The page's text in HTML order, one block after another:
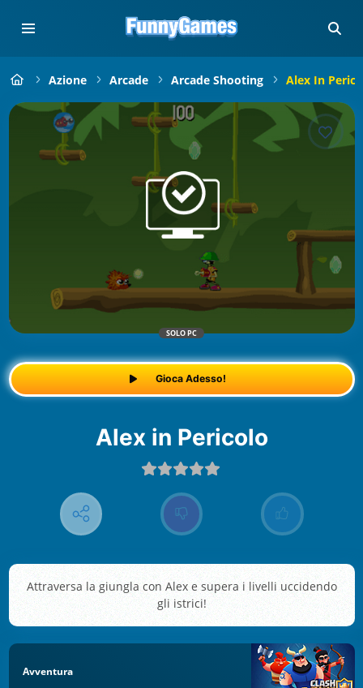
Azione Arcade Arcade Shooting Alex In
SOLO PC
Gioca Adesso!
Alex in Pericolo
Attraversa la giungla con Alex e supera i livelli uccidendo
gli istrici!
Avventura